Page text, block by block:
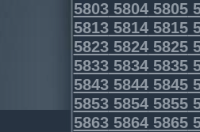
580358045805
581358145815
582358245825
583358345835
584358445845
585358545855
586358645865